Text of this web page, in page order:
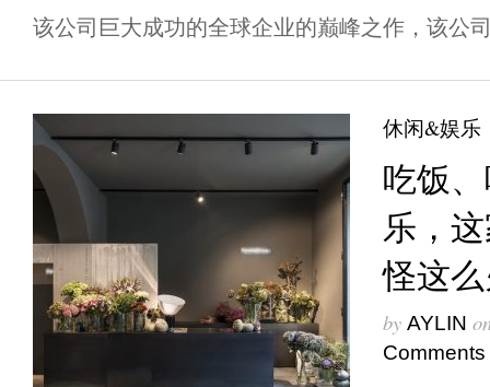
该公司巨大成功的全球企业的巅峰之作，该公
休闲&娱乐
吃饭
乐，
怪这
by AYLIN
Comments